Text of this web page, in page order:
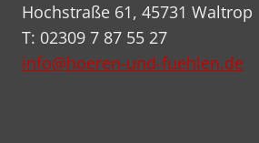
Hochstraße 61, 45731 Waltrop
T: 02309 7 87 55 27
info@hoeren-und-fuehlen.de